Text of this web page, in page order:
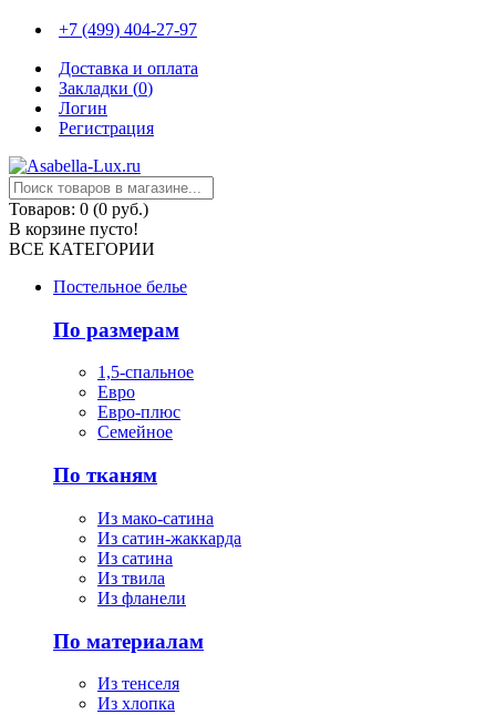
+7 (499) 404-27-97
Доставка и оплата
Закладки (0)
Логин
Регистрация
Товаров: 0 (0 руб.)
В корзине пусто!
ВСЕ КАТЕГОРИИ
Постельное белье
По размерам
1,5-спальное
Евро
Евро-плюс
Семейное
По тканям
Из мако-сатина
Из сатин-жаккарда
Из сатина
Из твила
Из фланели
По материалам
Из тенселя
Из хлопка